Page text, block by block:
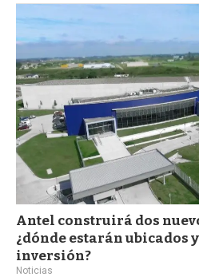
Antel construirá dos
¿dónde estarán ubicados
inversión?
Noticias